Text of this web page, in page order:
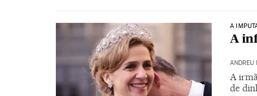
A
A
ANDREU
A
de